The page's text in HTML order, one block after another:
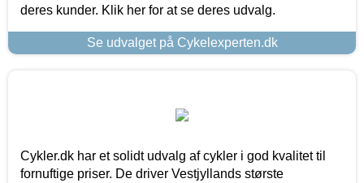
deres kunder. Klik her for at se deres udvalg.
Se udvalget på Cykelexperten.dk
Cykler.dk har et solidt udvalg af cykler i god kvalitet til
fornuftige priser. De driver Vestjyllands største